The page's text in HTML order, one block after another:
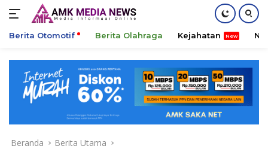
konten
Berita Otomotif Berita Olahraga Kejahatan
Beranda Berita Utama